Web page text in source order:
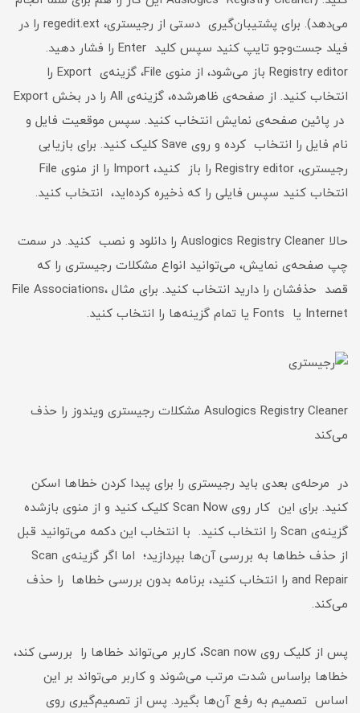
می‌دهد). برای پشتیبان‌گیری دستی از رجیستری، regedit.ext را در
فیلد جست‌وجو تایپ کنید سپس کلید Enter را فشار دهید.
Registry editor باز می‌شود، از منوی File، گزینه‌ی Export را
انتخاب کنید. از صفحه‌ی ظاهرشده، گزینه‌ی All را در بخش Export
در پائین صفحه‌ی نمایش انتخاب کنید. سپس موقعیت فایل و
نام فایل را انتخاب کرده و روی Save کلیک کنید. برای بازیابی
رجیستری، Registry editor را باز کنید، Import را از منوی File
انتخاب کنید سپس فایلی را که ذخیره کرده‌اید، انتخاب کنید.
حالا Auslogics Registry Cleaner را دانلود و نصب کنید. در سمت
چپ صفحه‌ی نمایش، می‌توانید انواع مشکلات رجیستری را که
قصد حذفشان را دارید انتخاب کنید. برای مثال File Associations،
Internet یا Fonts یا تمام گزینه‌ها را انتخاب کنید.
Asulogics Registry Cleaner مشکلات رجیستری ویندوز را حذف
می‌کند
در مرحله‌ی بعدی باید رجیستری را برای پیدا کردن خطاها اسکن
کنید. برای این کار روی Scan Now کلیک کنید و از منوی بازشده
گزینه‌ی Scan را انتخاب کنید. با انتخاب این دکمه می‌توانید قبل
از حذف خطاها به بررسی آن‌ها بپردازید؛ اما اگر گزینه‌ی Scan
and Repair را انتخاب کنید، برنامه بدون بررسی خطاها را حذف
می‌کند.
پس از کلیک روی Scan now، کاربر می‌تواند خطاها را بررسی کند،
خطاها براساس شدت مرتب می‌شوند و کاربر می‌تواند بر این
اساس تصمیم به رفع آن‌ها بگیرد. پس از تصمیم‌گیری روی